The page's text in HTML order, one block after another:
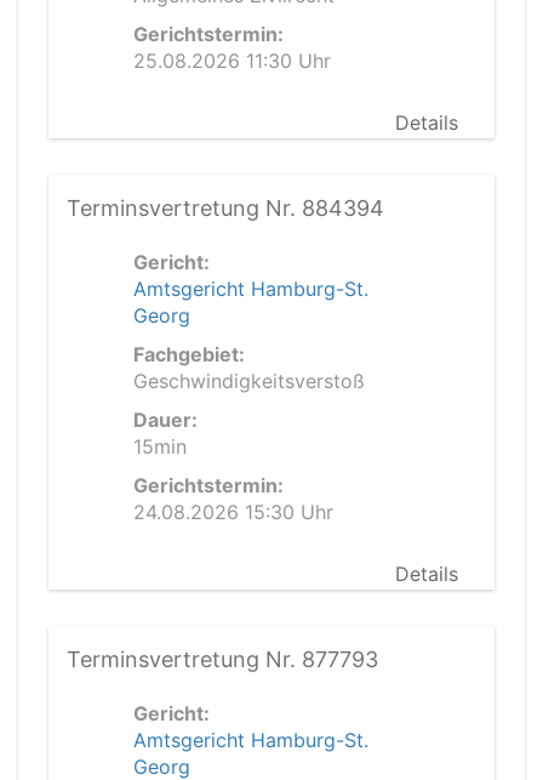
Gerichtstermin:
25.08.2026 11:30 Uhr
Details
Terminsvertretung Nr. 884394
Gericht:
Amtsgericht Hamburg-St.
Georg
Fachgebiet:
Geschwindigkeitsverstoß
Dauer:
15min
Gerichtstermin:
24.08.2026 15:30 Uhr
Details
Terminsvertretung Nr. 877793
Gericht:
Amtsgericht Hamburg-St.
Georg